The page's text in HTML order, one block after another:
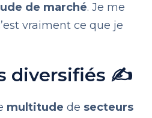
de marché. Je me
vraiment ce que je
diversifiés ✍️
multitudede secteurs